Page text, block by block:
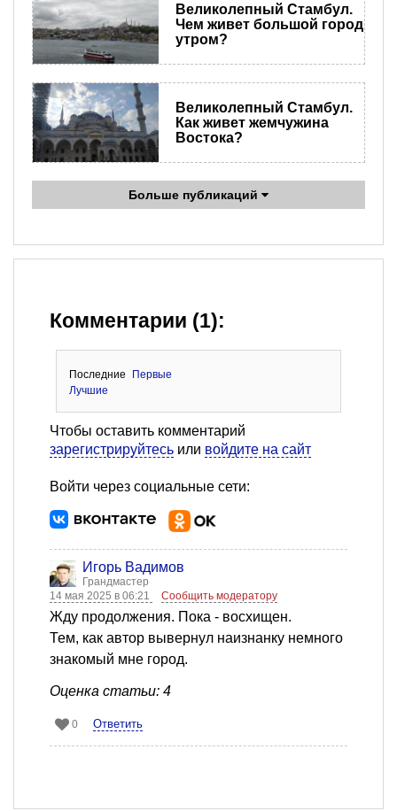
Великолепный Стамбул.
Чем живет большой город
утром?
Великолепный Стамбул.
Как живет жемчужина
Востока?
Больше публикаций
Комментарии (1):
Последние
Первые
Лучшие
Чтобы оставить комментарий
зарегистрируйтесь или войдите на сайт
Войти через социальные сети:
Игорь Вадимов
Грандмастер
14 мая 2025 в 06:21
Сообщить модератору
Жду продолжения. Пока - восхищен.
Тем, как автор вывернул наизнанку немного
знакомый мне город.
Оценка статьи: 4
0 Ответить